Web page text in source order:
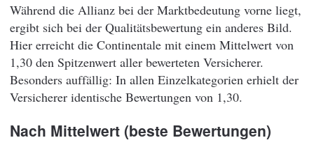
Während die Allianz bei der Marktbedeutung vorne liegt,
ergibt sich bei der Qualitätsbewertung ein anderes Bild.
Hier erreicht die Continentale mit einem Mittelwert von
1,30 den Spitzenwert aller bewerteten Versicherer.
Besonders auffällig: In allen Einzelkategorien erhielt der
Versicherer identische Bewertungen von 1,30.
Nach Mittelwert (beste Bewertungen)